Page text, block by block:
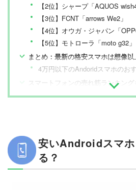
【2位】シャープ「AQUOS
【3位】FCNT「arrows We2」
【4位】オウガ・ジャパン「
【5位】モトローラ「moto g32」
まとめ：最新の格安スマホは想像
4万円以下のAndoridスマホのお
スマートフォンの売れ筋ランキング
安いAndroidスマホ
る？